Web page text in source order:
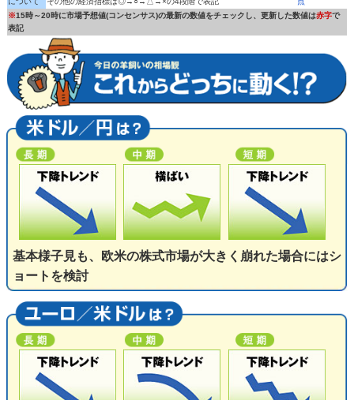
※15時～20時に市場予想値(コンセンサス)の最新の数値をチェックし、更新した数値は赤字で
表記
基本様子見も、欧米の株式市場が大きく崩れた場合にはシ
ョートを検討